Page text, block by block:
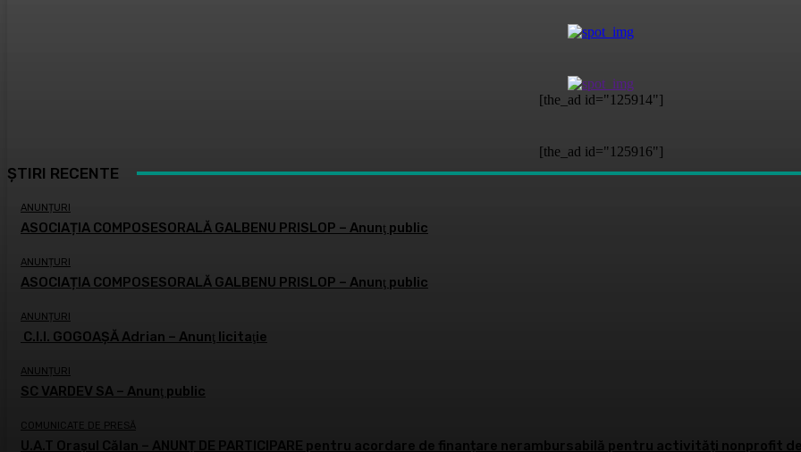
[the_ad id="125914"]
[the_ad id="125916"]
ȘTIRI RECENTE
ANUNȚURI
ASOCIAȚIA COMPOSESORALĂ GALBENU PRISLOP – Anunţ public
ANUNȚURI
ASOCIAȚIA COMPOSESORALĂ GALBENU PRISLOP – Anunţ public
ANUNȚURI
C.I.I. GOGOAŞĂ Adrian – Anunţ licitaţie
ANUNȚURI
SC VARDEV SA – Anunţ public
COMUNICATE DE PRESĂ
U.A.T Orașul Călan – ANUNȚ DE PARTICIPARE pentru acordare de finanțare nerambursabilă pentru activități nonprofit